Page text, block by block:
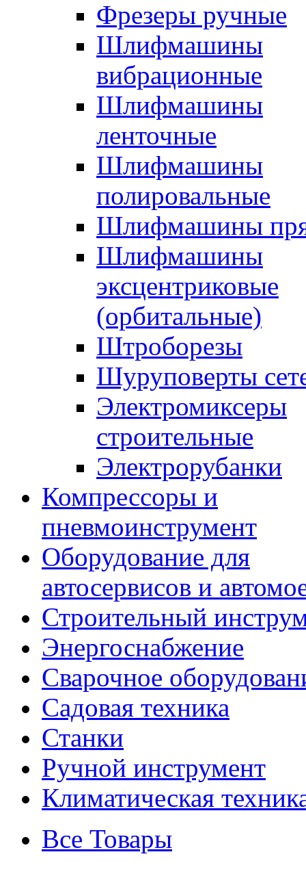
Фрезеры ручные
Шлифмашины
вибрационные
Шлифмашины
ленточные
Шлифмашины
полировальные
Шлифмашины
Шлифмашины
эксцентриковые
(орбитальные)
Штроборезы
Шуруповерты
Электромиксеры
строительные
Электрорубанки
Компрессоры и
пневмоинструмент
Оборудование для
автосервисов и
Строительный
Энергоснабжение
Сварочное
Садовая техника
Станки
Ручной инструмент
Климатическая
Все Товары